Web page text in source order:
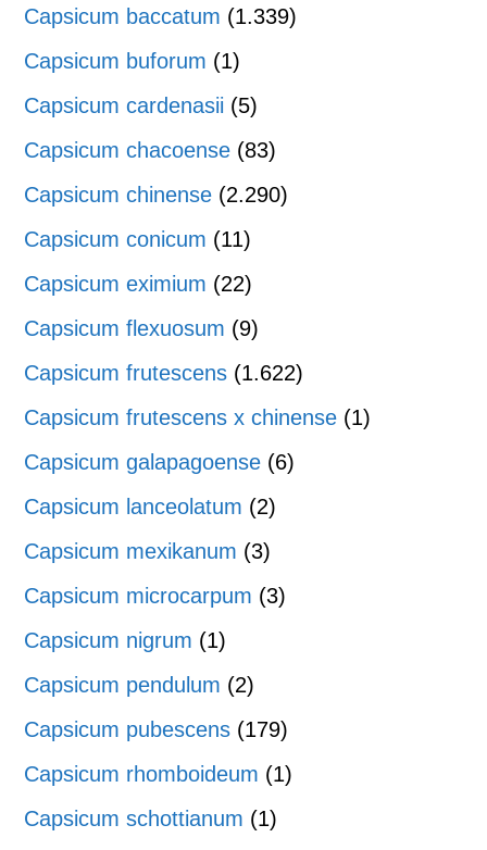
Capsicum baccatum (1.339)
Capsicum buforum (1)
Capsicum cardenasii (5)
Capsicum chacoense (83)
Capsicum chinense (2.290)
Capsicum conicum (11)
Capsicum eximium (22)
Capsicum flexuosum (9)
Capsicum frutescens (1.622)
Capsicum frutescens x chinense (1)
Capsicum galapagoense (6)
Capsicum lanceolatum (2)
Capsicum mexikanum (3)
Capsicum microcarpum (3)
Capsicum nigrum (1)
Capsicum pendulum (2)
Capsicum pubescens (179)
Capsicum rhomboideum (1)
Capsicum schottianum (1)